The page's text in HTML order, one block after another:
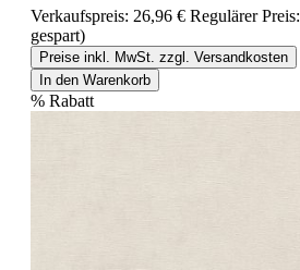
Verkaufspreis: 26,96 € Regulärer Preis:
gespart)
Preise inkl. MwSt. zzgl. Versandkosten
In den Warenkorb
% Rabatt